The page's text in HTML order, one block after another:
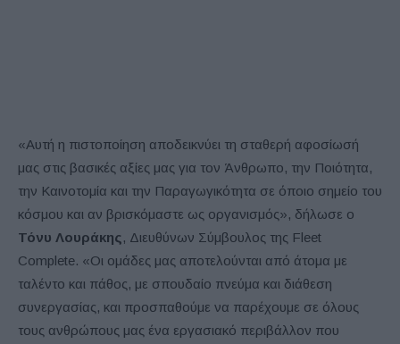
«Αυτή η πιστοποίηση αποδεικνύει τη σταθερή αφοσίωσή
μας στις βασικές αξίες μας για τον Άνθρωπο, την Ποιότητα,
την Καινοτομία και την Παραγωγικότητα σε όποιο σημείο του
κόσμου και αν βρισκόμαστε ως οργανισμός», δήλωσε ο
Τόνυ Λουράκης , Διευθύνων Σύμβουλος της Fleet
Complete. «Οι ομάδες μας αποτελούνται από άτομα με
ταλέντο και πάθος, με σπουδαίο πνεύμα και διάθεση
συνεργασίας, και προσπαθούμε να παρέχουμε σε όλους
τους ανθρώπους μας ένα εργασιακό περιβάλλον που